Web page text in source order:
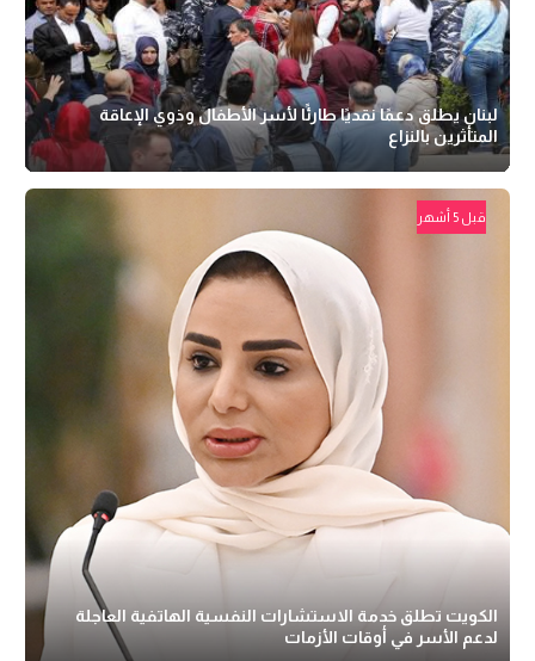
لبنان يطلق دعمًا نقديًا طارئًا لأسر الأطفال وذوي الإعاقة
المتأثرين بالنزاع
قبل 5 أشهر
الكويت تطلق خدمة الاستشارات النفسية الهاتفية العاجلة
لدعم الأسر في أوقات الأزمات